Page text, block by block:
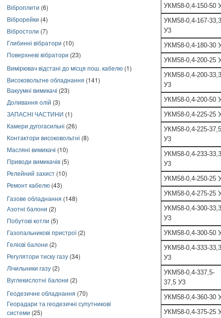
Віброплити (6)
Віброрейки (4)
Вібростоли (7)
Глибинні вібратори (10)
Поверхневі вібратори (23)
Вимірювач відстані до місця пош. кабелю (1)
Високовольтне обладнання (141)
Вакуумні вимикачі (23)
Доливання олій (3)
ЗАПАСНІ ЧАСТИНИ (1)
Камери дугогасильні (26)
Контактори високовольтні (8)
Масляні вимикачі (10)
Приводи вимикачів (5)
Релейний захист (10)
Ремонт кабелю (43)
Газове обладнання (148)
Азотні балони (2)
Побутові котли (5)
Газопальникові пристрої(2)
Гелієві балони (2)
Регулятори тиску газу (34)
Лічильники газу (2)
Вуглекислотні балони (2)
Геодезичне обладнання (70)
Георадари та геодезичні супутникові
системи (25)
УКМ58-0,4-150-50
УКМ58-0,4-167-33,3
У3
УКМ58-0,4-180-30
УКМ58-0,4-200-25
УКМ58-0,4-200-33,3
У3
УКМ58-0,4-200-50
УКМ58-0,4-225-25
УКМ58-0,4-225-37,5
У3
УКМ58-0,4-233-33,3
У3
УКМ58-0,4-250-25
УКМ58-0,4-275-25
УКМ58-0,4-300-33,3
У3
УКМ58-0,4-300-50
УКМ58-0,4-333-33,3
У3
УКМ58-0,4-337,5-
37,5 У3
УКМ58-0,4-360-30
УКМ58-0,4-375-25